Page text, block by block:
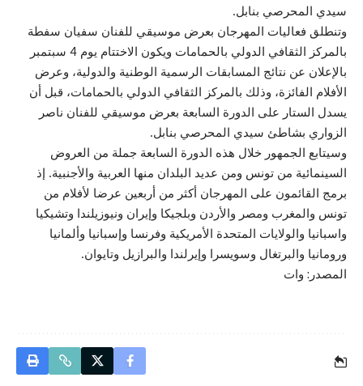
سيدي المحرصي بنابل.
وتنطلق فعاليات المهرجان بعرض موسيقي للفنان سفيان سفطة
بالمركز الثقافي الدولي بالحمامات ويكون الاختتام يوم 4 سبتمبر
بالإعلان عن نتائج المسابقات الرسمية الوطنية والدولية، وعرض
الأفلام الفائزة، وذلك بالمركز الثقافي الدولي بالحمامات، قبل أن
يسدل الستار على الدورة السابعة بعرض موسيقي للفنان ناصر
الزواري بشاطئ سيدي المحرصي بنابل.
وسيتابع الجمهور خلال هذه الدورة السابعة جملة من العروض
السينمائية من تونس ومن عديد البلدان منها العربية والأجنبية. إذ
برمج القائمون على المهرجان أكثر من أربعين عرضا لأفلام من
تونس والمغرب ومصر والأردن وبلجيكا وإيران ونيوزيلندا وتشيكيا
واسبانيا والولايات المتحدة الأمريكية وفرنسا وإسبانيا وألمانيا
ورومانيا والبرتغال وسويسرا وإيرلندا والبرازيل وتايوان.
المصدر: وات